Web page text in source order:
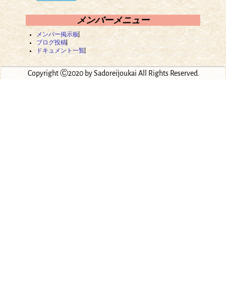
メンバーメニュー
メンバー掲示板
ブログ投稿
ドキュメント一覧
Copyright Ⓒ2020 by Sadoreijoukai All Rights Reserved.